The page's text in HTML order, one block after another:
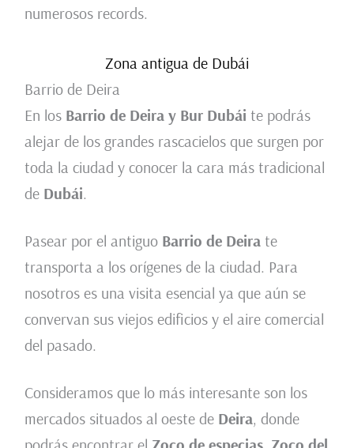
numerosos records.
Zona antigua de Dubái
Barrio de Deira
En los Barrio de Deira y Bur Dubái te podrás
alejar de los grandes rascacielos que surgen por
toda la ciudad y conocer la cara más tradicional
de Dubái.
Pasear por el antiguo Barrio de Deira te
transporta a los orígenes de la ciudad. Para
nosotros es una visita esencial ya que aún se
convervan sus viejos edificios y el aire comercial
del pasado.
Consideramos que lo más interesante son los
mercados situados al oeste de Deira, donde